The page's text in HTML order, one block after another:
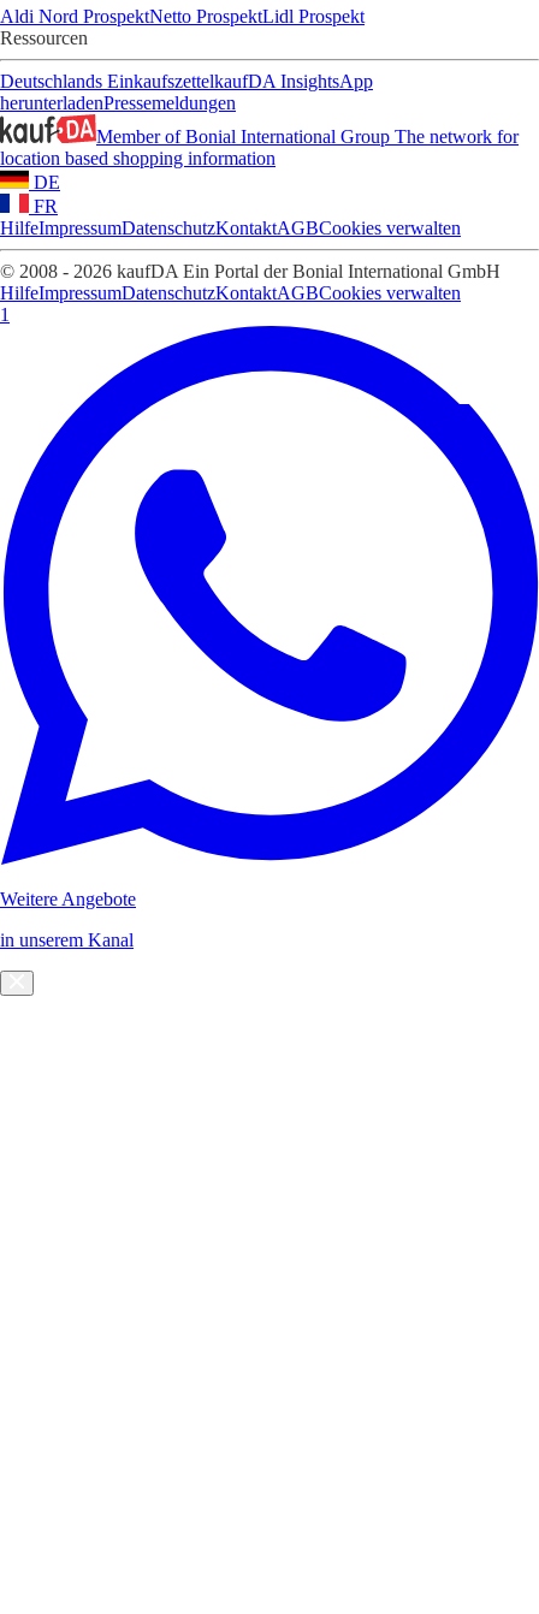
Aldi Nord ProspektNetto ProspektLidl Prospekt
Ressourcen
Deutschlands EinkaufszettelkaufDA InsightsApp
herunterladenPressemeldungen
Member of Bonial International Group The network for
location based shopping information
DE
FR
HilfeImpressumDatenschutzKontaktAGBCookies verwalten
© 2008 - 2026 kaufDA Ein Portal der Bonial International GmbH
HilfeImpressumDatenschutzKontaktAGBCookies verwalten
1
Weitere Angebote
in unserem Kanal